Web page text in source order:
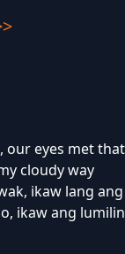
our eyes met
cloudy way
ikaw lang
ikaw ang